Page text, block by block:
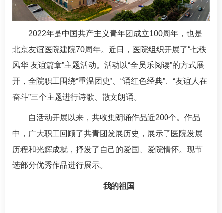
2022年是中国共产主义青年团成立100周年，也是
北京友谊医院建院70周年。近日，医院组织开展了“七秩
风华 友谊篇章”主题活动。活动以“全员乐阅读”的方式展
开，全院职工围绕“重温团史”、“诵红色经典”、“友谊人在
奋斗”三个主题进行诗歌、散文朗诵。
自活动开展以来，共收集朗诵作品近200个。作品
中，广大职工回顾了共青团发展历史，展示了医院发展
历程和光辉成就，抒发了自己的爱国、爱院情怀。现节
选部分优秀作品进行展示。
我的祖国